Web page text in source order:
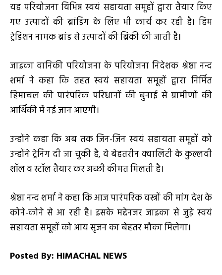
यह परियोजना विभिन्न स्वयं सहायता समूहों द्वारा तैयार किए
गए उत्पादों की ब्रांडिंग के लिए भी कार्य कर रही है। हिम
ट्रेडिशन नामक ब्रांड से उत्पादों की ब्रिकी की जाती है।
जाइका वानिकी परियोजना के परियोजना निदेशक श्रेष्ठा नन्द
शर्मा ने कहा कि तहत स्वयं सहायता समूहों द्वारा निर्मित
हिमाचल की पारंपरिक परिधानों की बुनाई से ग्रामीणों की
आर्थिकी में नई जान आएगी।
उन्होंने कहा कि अब तक जिन-जिन स्वयं सहायता समूहों को
उन्होंने ट्रेनिंग दी जा चुकी है, वे बेहतरीन क्वालिटी के कुल्लवी
शॉल व स्टॉल तैयार कर अच्छी कीमत मिलती है।
श्रेष्ठा नन्द शर्मा ने कहा कि आज पारंपरिक वस्त्रों की मांग देश के
कोने-कोने से आ रही है। इसके मद्देनजर जाइका से जुड़े स्वयं
सहायता समूहों को आय सृजन का बेहतर मौका मिलेगा।
Posted By: HIMACHAL NEWS